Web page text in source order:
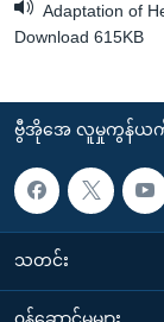
Adaptation of
Download 615KB
ဗွီအိုအေ လူမှုကွန်ယက်
သတင်း
၀န်ဆောင်မှုများ